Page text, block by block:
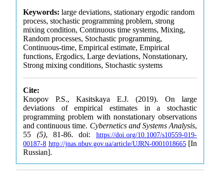
Keywords:large deviations, stationary ergodic random
process, stochastic programming problem, strong
mixing condition, Continuous time systems, Mixing,
Random processes, Stochastic programming,
Continuous-time, Empirical estimate, Empirical
functions, Ergodics, Large deviations, Nonstationary,
Strong mixing conditions, Stochastic systems
Cite:
Knopov P.S., Kasitskaya E.J. (2019). On large
deviations of empirical estimates in a stochastic
programming problem with nonstationary observations
and continuous time. Cybernetics and Systems Analysis,
55 (5), 81-86. doi: https://doi.org/10.1007/s10559-019-
00187-8 http://jnas.nbuv.gov.ua/article/UJRN-0001018665[In
Russian].